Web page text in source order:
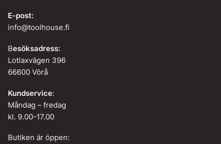
E-post:
info@toolhouse.fi
Besöksadress:
Lotlaxvägen 396
66600 Vörå
Kundservice:
Måndag – fredag
kl. 9.00-17.00
Butiken är öppen: